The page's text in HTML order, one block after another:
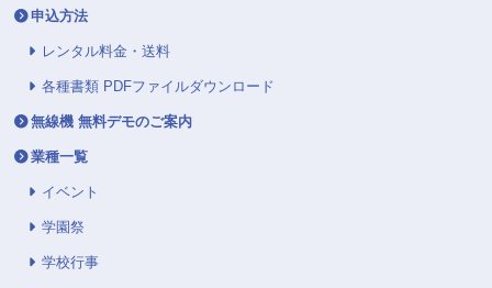
申込方法
レンタル料金・送料
各種書類 PDFファイルダウンロード
無線機 無料デモのご案内
業種一覧
イベント
学園祭
学校行事